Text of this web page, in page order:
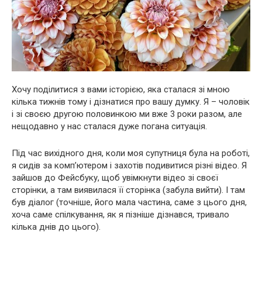
Хочу поділитися з вами історією, яка сталася зі мною
кілька тижнів тому і дізнатися про вашу думку. Я – чоловік
і зі своєю другою половинкою ми вже 3 роки разом, але
нещодавно у нас сталася дуже погана ситуація.
Під час вихідного дня, коли моя супутниця була на роботі,
я сидів за комп’ютером і захотів подивитися різні відео. Я
зайшов до Фейсбуку, щоб увімкнути відео зі своєї
сторінки, а там виявилася її сторінка (забула вийти). І там
був діалог (точніше, його мала частина, саме з цього дня,
хоча саме спілкування, як я пізніше дізнався, тривало
кілька днів до цього).